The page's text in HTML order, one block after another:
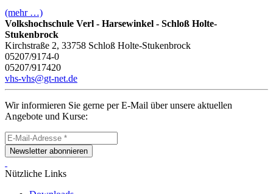
(mehr …)
Volkshochschule Verl - Harsewinkel - Schloß Holte-
Stukenbrock
Kirchstraße 2, 33758 Schloß Holte-Stukenbrock
05207/9174-0
05207/917420
vhs-vhs@gt-net.de
Wir informieren Sie gerne per E-Mail über unsere aktuellen
Angebote und Kurse:
Newsletter abonnieren
Nützliche Links